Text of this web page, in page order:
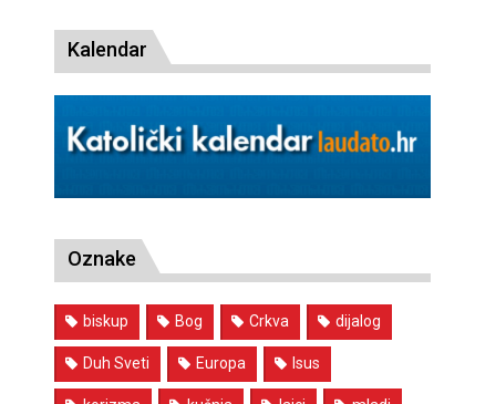
Kalendar
Oznake
biskup Bog Crkva dijalog
Duh Sveti Europa Isus